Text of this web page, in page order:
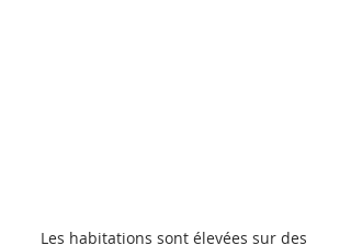
Les habitations sont élevées sur des